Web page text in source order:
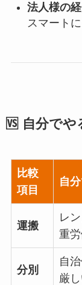
法人様の
スマート
🆚 自分でや
比較
項目
自
運搬
レ
重
分別
自
厳